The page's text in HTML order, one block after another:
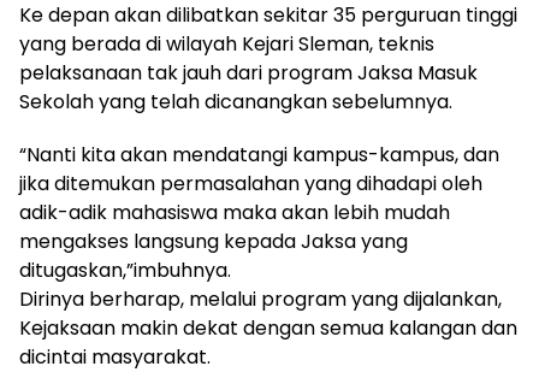
Ke depan akan dilibatkan sekitar 35 perguruan tinggi
yang berada di wilayah Kejari Sleman, teknis
pelaksanaan tak jauh dari program Jaksa Masuk
Sekolah yang telah dicanangkan sebelumnya.
“Nanti kita akan mendatangi kampus-kampus, dan
jika ditemukan permasalahan yang dihadapi oleh
adik-adik mahasiswa maka akan lebih mudah
mengakses langsung kepada Jaksa yang
ditugaskan,”imbuhnya.
Dirinya berharap, melalui program yang dijalankan,
Kejaksaan makin dekat dengan semua kalangan dan
dicintai masyarakat.